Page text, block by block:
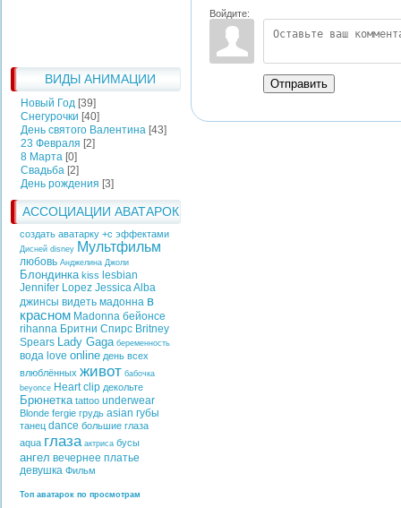
ВИДЫ АНИМАЦИИ
Новый Год [39]
Снегурочки [40]
День святого Валентина [43]
23 Февраля [2]
8 Марта [0]
Свадьба [2]
День рождения [3]
АССОЦИАЦИИ АВАТАРОК
создать аватарку +с эффектами
Дисней disney Мультфильм
любовь Анджелина Джоли
Блондинка kiss lesbian
Jennifer Lopez Jessica Alba
джинсы видеть мадонна в
красном Madonna бейонсе
rihanna Бритни Спирс Britney
Spears Lady Gaga беременность
вода love online день всех
влюблённых живот бабочка
beyonce Heart clip декольте
Брюнетка tattoo underwear
Blonde fergie грудь asian губы
танец dance большие глаза
aqua глаза актриса бусы
ангел вечернее платье
девушка Фильм
Топ аватарок по просмотрам
Войдите:
Отправить